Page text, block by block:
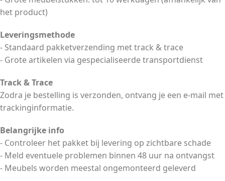
het product)
Leveringsmethode
- Standaard pakketverzending met track & trace
- Grote artikelen via gespecialiseerde transportdienst
Track & Trace
Zodra je bestelling is verzonden, ontvang je een e-mail met
trackinginformatie.
Belangrijke info
- Controleer het pakket bij levering op zichtbare schade
- Meld eventuele problemen binnen 48 uur na ontvangst
- Meubels worden meestal ongemonteerd geleverd